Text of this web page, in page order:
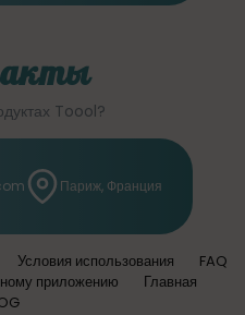
Toool?
Париж, Франция
Условия использования
FAQ
приложению
Главная